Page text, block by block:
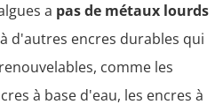
a pas de métaux lourds
d'autres encres durables qui
comme les
à base d'eau, les encres à